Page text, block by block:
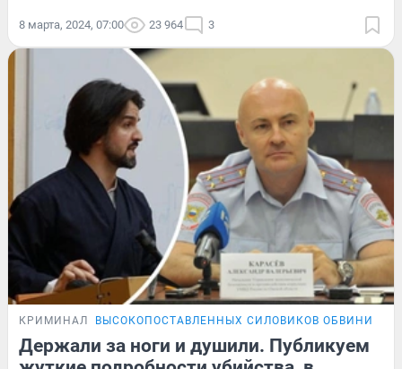
8 марта, 2024, 07:00 23 964 3
КРИМИНАЛ ВЫСОКОПОСТАВЛЕННЫХ СИЛОВИКОВ ОБВИНИЛИ
Держали за ноги и душили. Публикуем